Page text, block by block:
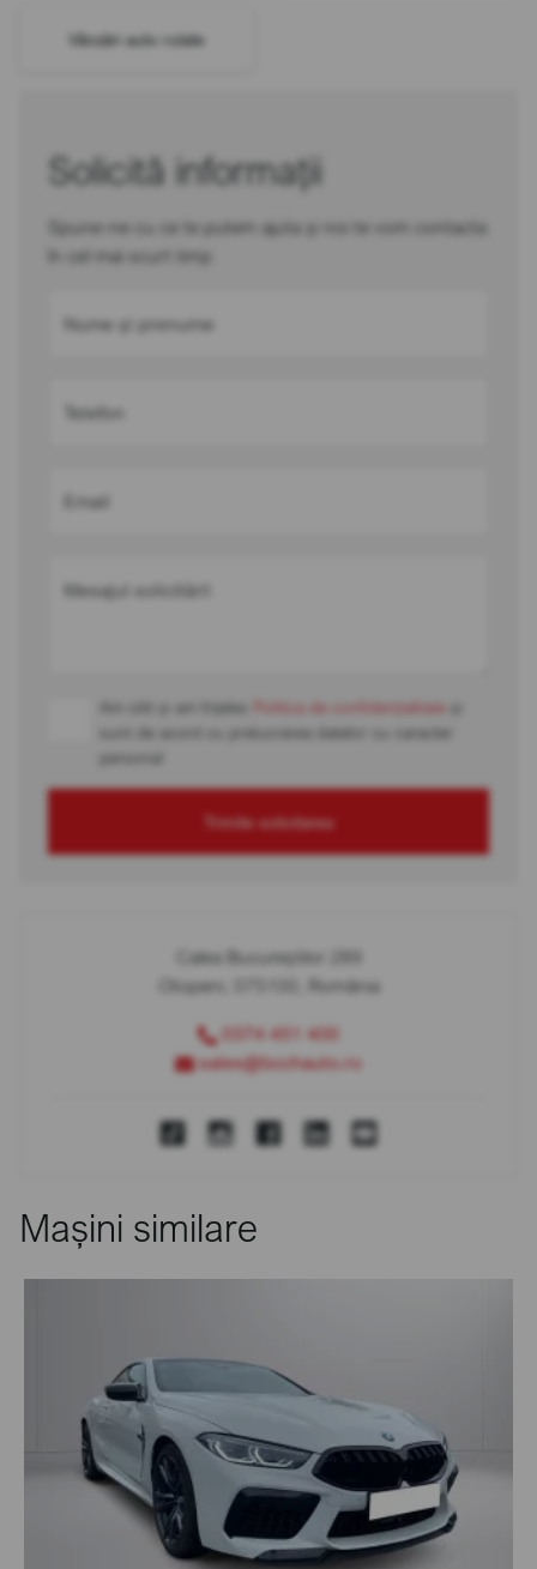
Vânzări auto rulate
Solicită informații
Spune-ne cu ce te putem ajuta și noi te vom contacta
în cel mai scurt timp
Nume și prenume
Telefon
Email
Mesajul solicitării
Am citit și am înțeles Politica de confidențialitate
sunt de acord cu prelucrarea datelor cu caracter
personal
Trimite solicitarea
Calea Bucureștilor 289
Otopeni, 075100, România
0374 451 400
sales@bcchauto.ro
Mașini similare